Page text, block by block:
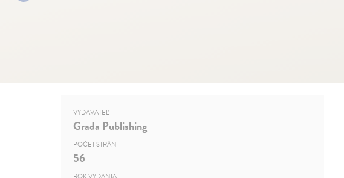
VYDAVATEĽ
Grada Publishing
POČET STRÁN
56